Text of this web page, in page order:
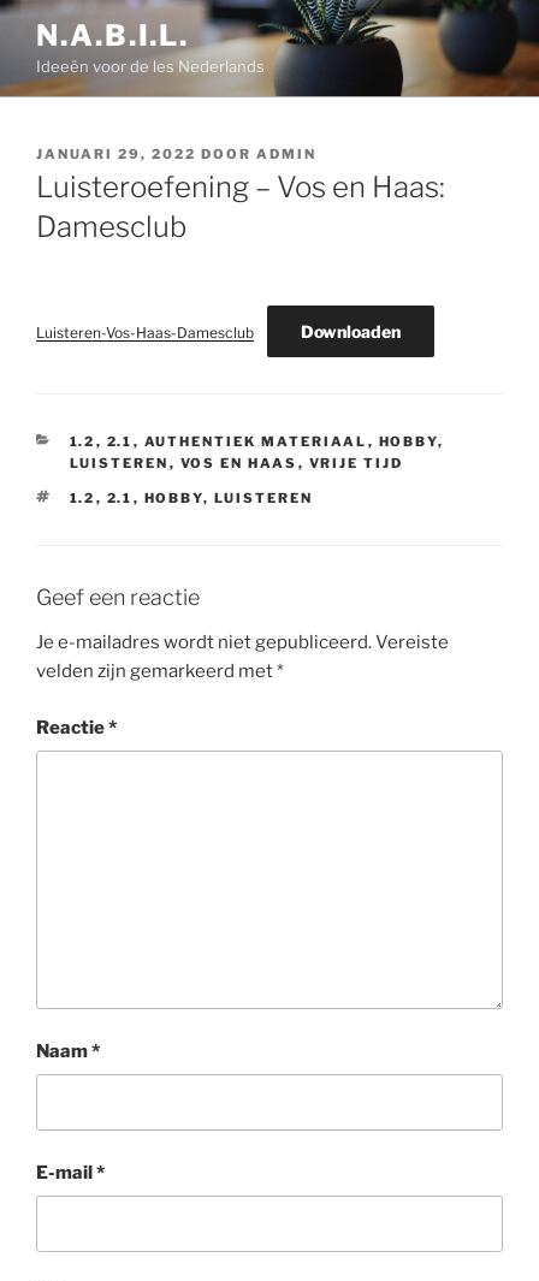
Ga
inhoud
N.A.B.I.L.
Ideeën voor de les Nederlands
GEPLAATST
OP
JANUARI 29, 2022 DOOR ADMIN
Luisteroefening – Vos en Haas:
Damesclub
Luisteren-Vos-Haas-Damesclub Downloaden
CATEGORIEËN
1.2 , 2.1 , AUTHENTIEK MATERIAAL , HOBBY,
LUISTEREN , VOS EN HAAS , VRIJE TIJD
TAGS
1.2 , 2.1 , HOBBY, LUISTEREN
Geef een reactie
Je e-mailadres wordt niet gepubliceerd.Vereiste
velden zijn gemarkeerd met*
Reactie*
Naam*
E-mail*